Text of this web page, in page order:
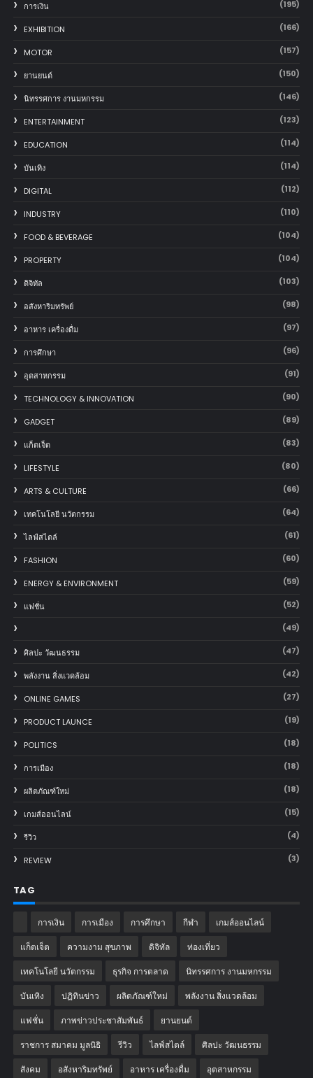
การเงิน (195)
EXHIBITION (166)
MOTOR (157)
‎ยานยนต์‎ (150)
นิทรรศการ งานมหกรรม (146)
ENTERTAINMENT (123)
EDUCATION (114)
บันเทิง (114)
DIGITAL (112)
INDUSTRY (110)
FOOD & BEVERAGE (104)
PROPERTY (104)
ดิจิทัล (103)
อสังหาริมทรัพย์ (98)
อาหาร เครื่องดื่ม (97)
การศึกษา (96)
อุตสาหกรรม (91)
TECHNOLOGY & INNOVATION (90)
GADGET (89)
แก็ตเจ็ต (83)
LIFESTYLE (80)
ARTS & CULTURE (66)
เทคโนโลยี นวัตกรรม (64)
ไลฟ์สไตล์ (61)
FASHION (60)
ENERGY & ENVIRONMENT (59)
แฟชั่น (52)
(49)
ศิลปะ วัฒนธรรม (47)
พลังงาน สิ่งแวดล้อม (42)
ONLINE GAMES (27)
PRODUCT LAUNCE (19)
POLITICS (18)
การเมือง (18)
ผลิตภัณฑ์ใหม่ (18)
เกมส์ออนไลน์ (15)
รีวิว (4)
REVIEW (3)
TAG
การเงิน การเมือง การศึกษา กีฬา เกมส์ออนไลน์
แก็ตเจ็ต ความงาม สุขภาพ ดิจิทัล ท่องเที่ยว
เทคโนโลยี นวัตกรรม ธุรกิจ การตลาด นิทรรศการ งานมหกรรม
บันเทิง ปฏิทินข่าว ผลิตภัณฑ์ใหม่ พลังงาน สิ่งแวดล้อม
แฟชั่น ภาพข่าวประชาสัมพันธ์ ‎ยานยนต์‎
ราชการ สมาคม มูลนิธิ รีวิว ไลฟ์สไตล์ ศิลปะ วัฒนธรรม
สังคม อสังหาริมทรัพย์ อาหาร เครื่องดื่ม อุตสาหกรรม